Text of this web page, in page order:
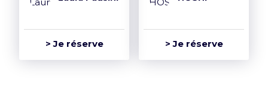
> Je réserve > Je réserve